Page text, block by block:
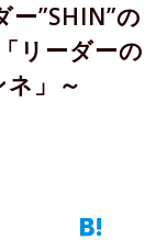
ー”SHIN”の
リーダーの
」～